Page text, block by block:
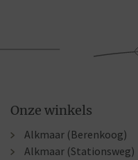
Onze winkels
Alkmaar (Berenkoog)
Alkmaar (Stationsweg)